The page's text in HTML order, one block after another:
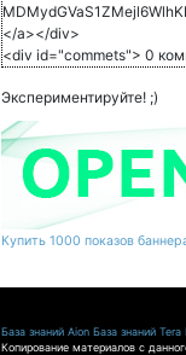
</a></div>
<div id="commets"> 0
Экспериментируйте! ;)
Купить 1000 показов
База знаний Aion База знаний Tera
Копирование материалов с